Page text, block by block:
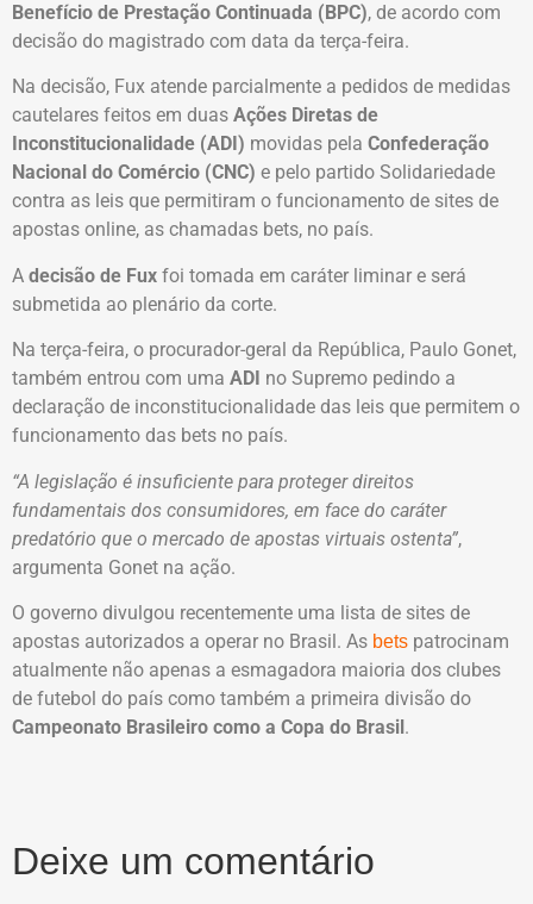
Benefício de Prestação Continuada (BPC), de acordo com
decisão do magistrado com data da terça-feira.
Na decisão, Fux atende parcialmente a pedidos de medidas
cautelares feitos em duas Ações Diretas de
Inconstitucionalidade (ADI) movidas pela Confederação
Nacional do Comércio (CNC) e pelo partido Solidariedade
contra as leis que permitiram o funcionamento de sites de
apostas online, as chamadas bets, no país.
A decisão de Fux foi tomada em caráter liminar e será
submetida ao plenário da corte.
Na terça-feira, o procurador-geral da República, Paulo Gonet,
também entrou com uma ADI no Supremo pedindo a
declaração de inconstitucionalidade das leis que permitem o
funcionamento das bets no país.
“A legislação é insuficiente para proteger direitos
fundamentais dos consumidores, em face do caráter
predatório que o mercado de apostas virtuais ostenta”,
argumenta Gonet na ação.
O governo divulgou recentemente uma lista de sites de
apostas autorizados a operar no Brasil. As bets patrocinam
atualmente não apenas a esmagadora maioria dos clubes
de futebol do país como também a primeira divisão do
Campeonato Brasileiro como a Copa do Brasil.
Deixe um comentário